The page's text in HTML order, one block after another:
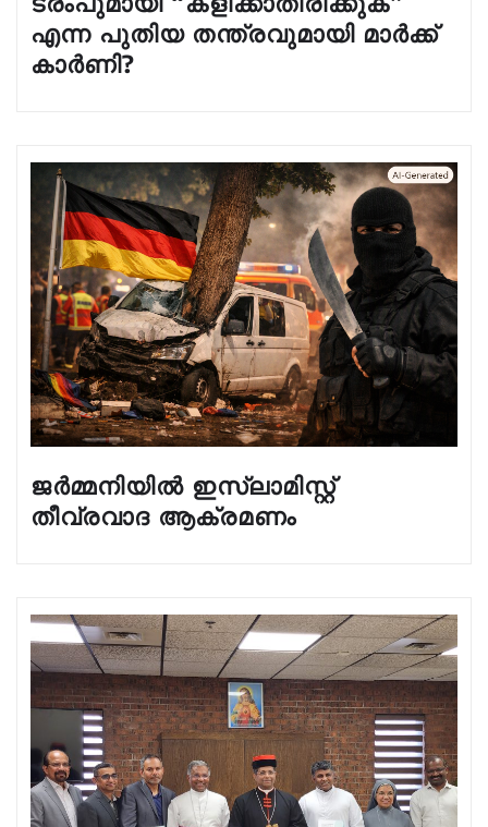
എന്ന പുതിയ തന്ത്രവുമായി മാർക്ക്
കാർണി?
ജർമ്മനിയിൽ ഇസ്ലാമിസ്റ്റ്
തീവ്രവാദ ആക്രമണം